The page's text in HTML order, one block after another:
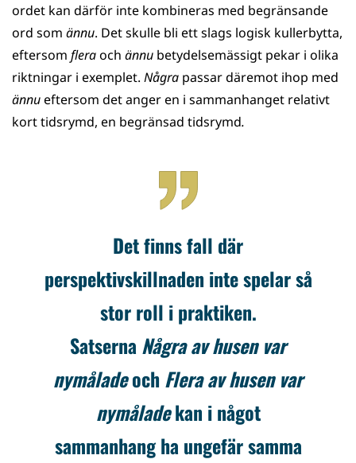
ordet kan därför inte kombineras med begränsande
ord som ännu. Det skulle bli ett slags logisk kullerbytta,
eftersom fleraoch ännu betydelsemässigt pekar i olika
riktningar i exemplet. Några passar däremot ihop med
ännueftersom det anger en i sammanhanget relativt
kort tidsrymd, en begränsad tidsrymd.
Det finns fall där
perspektivskillnaden inte spelar så
stor roll i praktiken.
Satserna Några av husen var
nymåladeochFlera av husen var
nymåladekan i något
sammanhang ha ungefär samma